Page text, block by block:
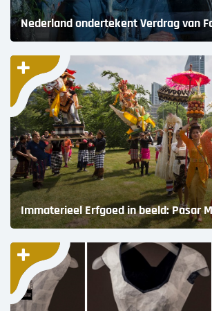
Nederland ondertekent Verdrag van
Immaterieel Erfgoed in beeld: Pasar